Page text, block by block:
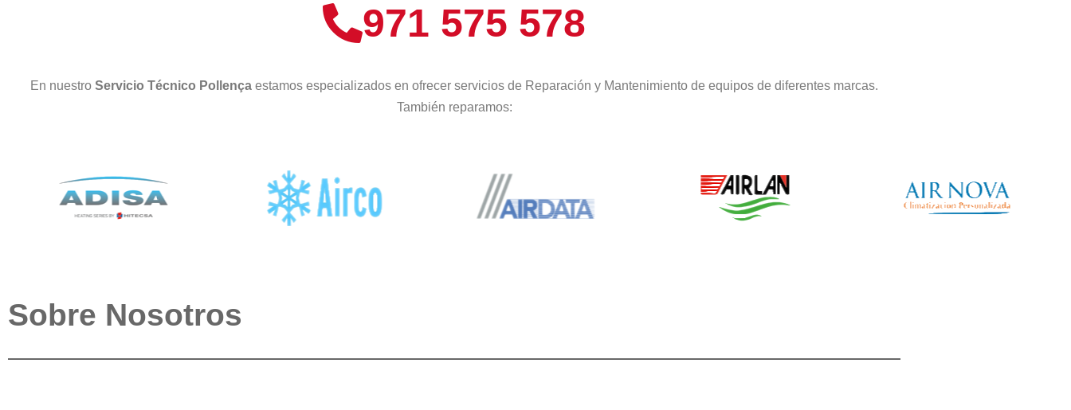
971 575 578
En nuestro Servicio Técnico Pollença estamos especializados en ofrecer servicios de Reparación y Mantenimiento de equipos de diferentes marcas.
También reparamos:
Sobre Nosotros